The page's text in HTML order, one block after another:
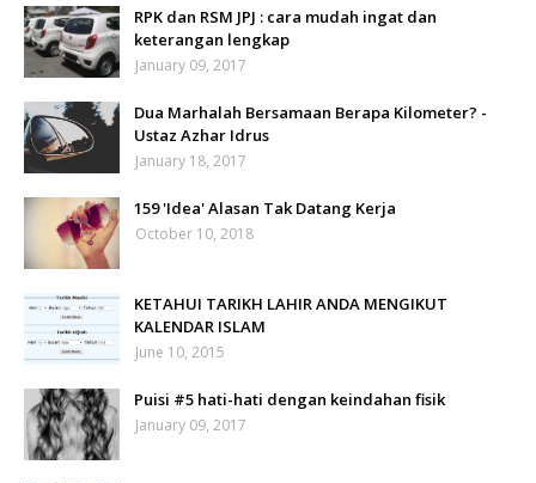
RPK dan RSM JPJ : cara mudah ingat dan
keterangan lengkap
January 09, 2017
Dua Marhalah Bersamaan Berapa Kilometer? -
Ustaz Azhar Idrus
January 18, 2017
159 'Idea' Alasan Tak Datang Kerja
October 10, 2018
KETAHUI TARIKH LAHIR ANDA MENGIKUT
KALENDAR ISLAM
June 10, 2015
Puisi #5 hati-hati dengan keindahan fisik
January 09, 2017